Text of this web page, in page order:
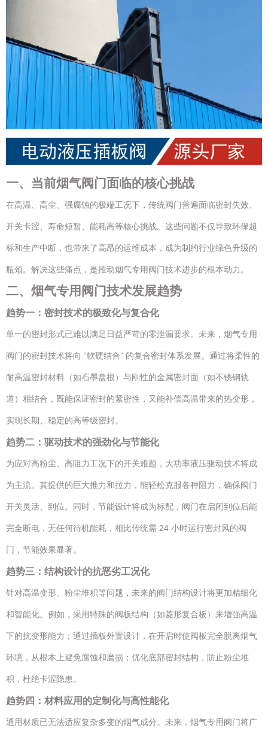
一、当前烟气阀门面临的核心挑战
在高温、高尘、强腐蚀的极端工况下，传统阀门普遍面临密封失效、
开关卡涩、寿命短暂、能耗高等核心挑战。这些问题不仅导致环保超
标和生产中断，也带来了高昂的运维成本，成为制约行业绿色升级的
瓶颈。解决这些痛点，是推动烟气专用阀门技术进步的根本动力。
二、烟气专用阀门技术发展趋势
趋势一：密封技术的极致化与复合化
单一的密封形式已难以满足日益严苛的零泄漏要求。未来，烟气专用
阀门的密封技术将向 “软硬结合” 的复合密封体系发展。通过将柔性的
耐高温密封材料（如石墨盘根）与刚性的金属密封面（如不锈钢轨
道）相结合，既能保证密封的紧密性，又能补偿高温带来的热变形，
实现长期、稳定的高等级密封。
趋势二：驱动技术的强劲化与节能化
为应对高粉尘、高阻力工况下的开关难题，大功率液压驱动技术将成
为主流。其提供的巨大推力和拉力，能轻松克服各种阻力，确保阀门
开关灵活、到位。同时，节能设计将成为标配，阀门在启闭到位后能
完全断电，无任何待机能耗，相比传统需 24 小时运行密封风的阀
门，节能效果显著。
趋势三：结构设计的抗恶劣工况化
针对高温变形、粉尘堆积等问题，未来的阀门结构设计将更加精细化
和智能化。例如，采用特殊的阀板结构（如菱形复合板）来增强高温
下的抗变形能力；通过插板外置设计，在开启时使阀板完全脱离烟气
环境，从根本上避免腐蚀和磨损；优化底部密封结构，防止粉尘堆
积，杜绝卡涩隐患。
趋势四：材料应用的定制化与高性能化
通用材质已无法适应复杂多变的烟气成分。未来，烟气专用阀门将广